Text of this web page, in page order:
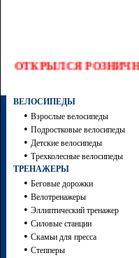
ОТКРЫЛСЯ
ВЕЛОСИПЕДЫ
• Взрослые велосипеды
• Подростковые велосипеды
• Детские велосипеды
• Трехколесные велосипеды
ТРЕНАЖЕРЫ
• Беговые дорожки
• Велотренажеры
• Эллиптический тренажер
• Силовые станции
• Скамьи для пресса
• Степперы